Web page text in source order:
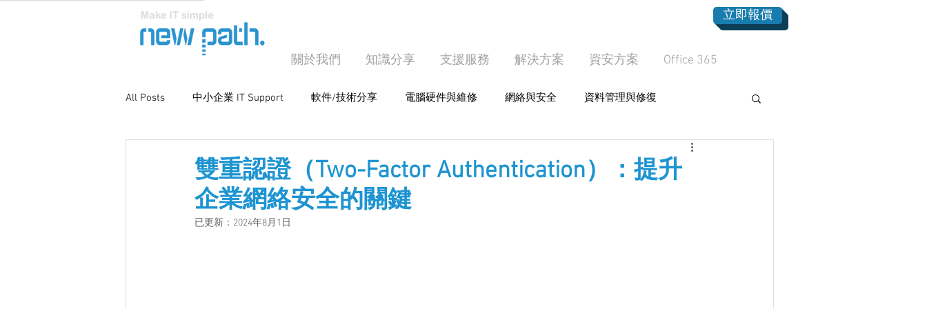
立即報價
關於我們 知識分享 支援服務 解決方案 資安方案 Office 365
All Posts 中小企業 IT Support 軟件/技術分享 電腦硬件與維修 網絡與安全 資料管理與修復
雙重認證（Two-Factor Authentication）：提升
企業網絡安全的關鍵
已更新： 2024年8月1日